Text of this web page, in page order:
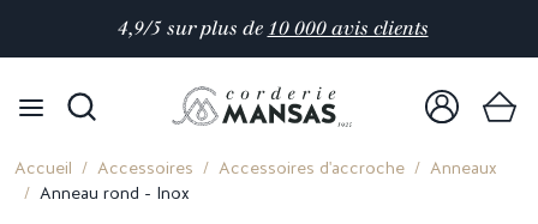
4,9/5 sur plus de 10 000 avis clients
Accueil Accessoires Accessoires d'accroche
Anneaux
Anneau rond - Inox